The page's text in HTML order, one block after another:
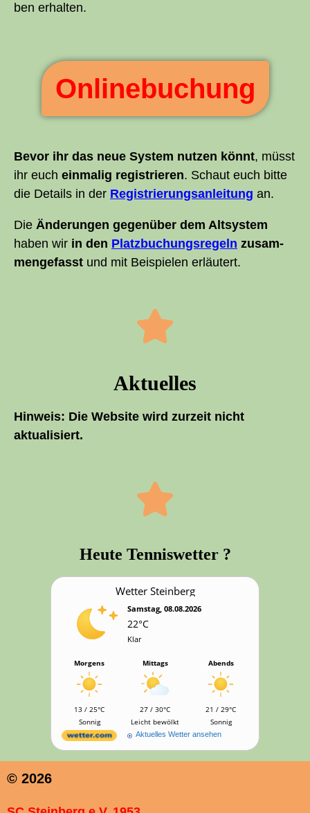
ben erhalten.
Online­buchung
Bevor ihr das neue Sys­tem nut­zen könnt, müsst
ihr euch ein­ma­lig regis­trie­ren. Schaut euch bit­te
die Details in der Regis­trie­rungs­an­lei­tung an.
Die Ände­run­gen gegen­über dem Alt­sys­tem
haben wir in den Platz­bu­chungs­re­geln zusam­
men­ge­fasst und mit Bei­spie­len erläutert.
Aktu­el­les
Hin­weis: Die Web­site wird zur­zeit nicht
aktualisiert.
Heu­te Tenniswetter ?
Wet­ter Steinberg
Samstag, 08.08.2026
22°C
Klar
Morgens
13 / 25°C
Sonnig
Mittags
27 / 30°C
Leicht bewölkt
Abends
21 / 29°C
Sonnig
Aktuelles Wetter ansehen
© 2026